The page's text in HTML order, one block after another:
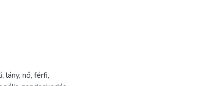
, lány, nő, férfi,